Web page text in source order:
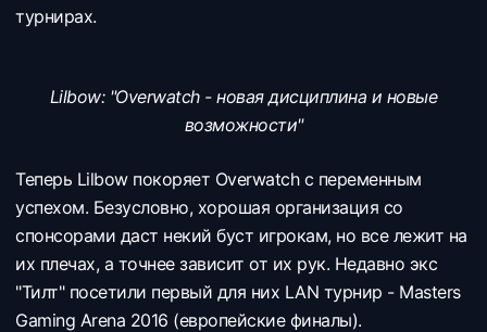
турнирах.
Lilbow: "Оverwatch - новая дисциплина и новые
возможности"
Теперь Lilbow покоряет Overwatch с переменным
успехом. Безусловно, хорошая организация со
спонсорами даст некий буст игрокам, но все лежит на
их плечах, а точнее зависит от их рук. Недавно экс
"Тилт" посетили первый для них LAN турнир - Masters
Gaming Arena 2016 (европейские финалы).